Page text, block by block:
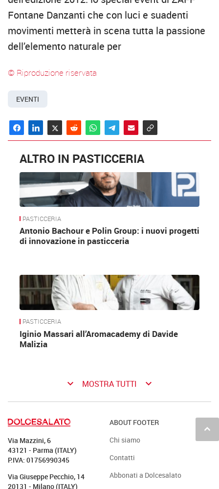
Fontane Danzanti che con luci e suadenti
movimenti metterà in scena tutta la passione
dell’elemento naturale per
© Riproduzione riservata
EVENTI
ALTRO IN PASTICCERIA
PASTICCERIA
Antonio Bachour e Polin Group: i nuovi progetti
di innovazione in pasticceria
PASTICCERIA
Iginio Massari all’Aromacademy di Davide
Malizia
keyboard_arrow_down MOSTRA TUTTI keyboard_arrow_down
keyboard_arrow_up
Via Mazzini, 6
43121 - Parma (ITALY)
P.IVA: 01756990345
Via Giuseppe Pecchio, 14
20131 - Milano (ITALY)
ABOUT FOOTER
Chi siamo
Contatti
Abbonati a Dolcesalato